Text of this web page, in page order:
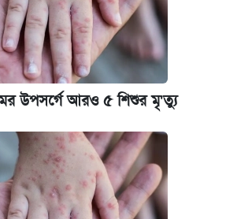
উপসর্গে আরও ৫ শিশুর মৃ'ত্যু